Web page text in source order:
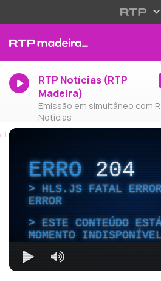
RTP Notícias (RTP
Madeira)
Emissão em simultâneo com
Notícias
ERRO204
HLS.JS FATAL
ERROR
ESTE CONTEÚDO
MOMENTO